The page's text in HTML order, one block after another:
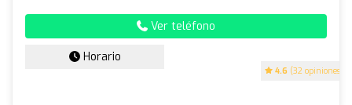
4.6 (32 opiniones)
Ver teléfono
Horario